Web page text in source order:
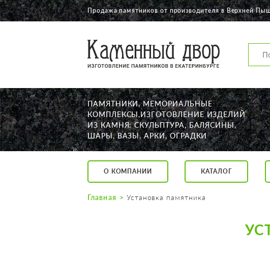
О КОМПАНИИ
КАТАЛОГ
НАШИ РАБОТЫ
АКЦИИ
ДОСТАВКА
КОНТАКТЫ
K2532513@yandex.ru
Екатеринбург, Щорса, 56
Суббота с 11:00 до 17:00
Продажа памятников от производителя в Верхней
ПАМЯТНИКИ, МЕМОРИАЛЬНЫЕ
КОМПЛЕКСЫ,ИЗГОТОВЛЕНИЕ ИЗДЕЛИЙ
ИЗ КАМНЯ: СКУЛЬПТУРА, БАЛЯСИНЫ,
ШАРЫ, ВАЗЫ, АРКИ, ОГРАДКИ
О КОМПАНИИ КАТАЛОГ
Главная Установка памятника